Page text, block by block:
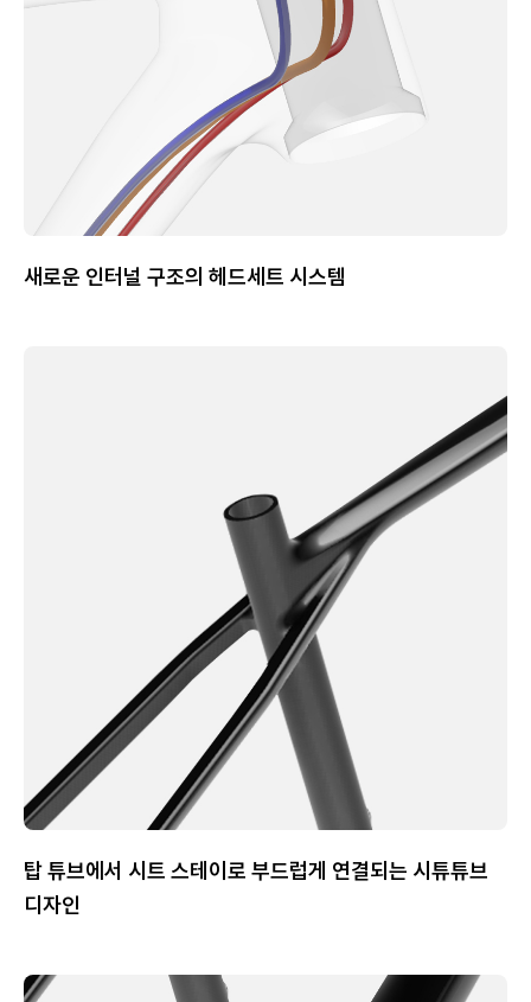
새로운 인터널 구조의 헤드세트 시스템
탑 튜브에서 시트 스테이로 부드럽게 연결되는 시튜튜브
디자인